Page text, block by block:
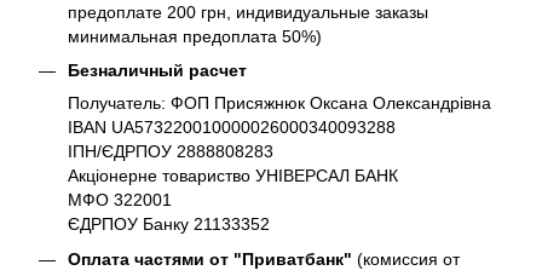
предоплате 200 грн, индивидуальные заказы
минимальная предоплата 50%)
Безналичный расчет
Получатель: ФОП Присяжнюк Оксана Олександрівна
IBAN UA573220010000026000340093288
ІПН/ЄДРПОУ 2888808283
Акціонерне товариство УНІВЕРСАЛ БАНК
МФО 322001
ЄДРПОУ Банку 21133352
Оплата частями от "Приватбанк" (комиссия от